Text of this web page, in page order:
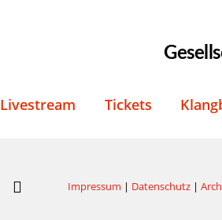
Livestream Tickets
Impressum | Datenschutz |